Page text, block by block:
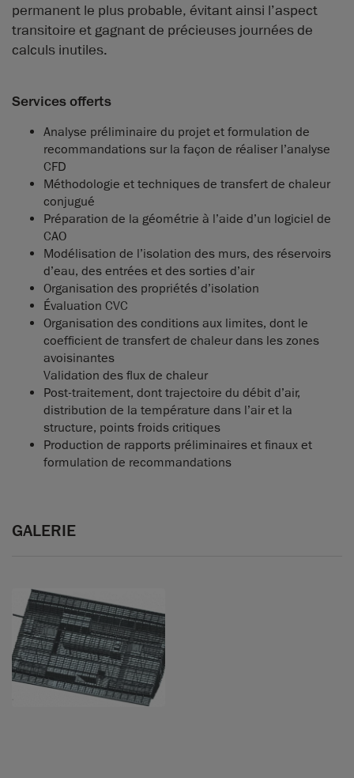
permanent le plus probable, évitant ainsi l’aspect
transitoire et gagnant de précieuses journées de
calculs inutiles.
Services offerts
Analyse préliminaire du projet et formulation de
recommandations sur la façon de réaliser l’analyse
CFD
Méthodologie et techniques de transfert de chaleur
conjugué
Préparation de la géométrie à l’aide d’un logiciel de
CAO
Modélisation de l’isolation des murs, des réservoirs
d’eau, des entrées et des sorties d’air
Organisation des propriétés d’isolation
Évaluation CVC
Organisation des conditions aux limites, dont le
coefficient de transfert de chaleur dans les zones
avoisinantes
Validation des flux de chaleur
Post-traitement, dont trajectoire du débit d’air,
distribution de la température dans l’air et la
structure, points froids critiques
Production de rapports préliminaires et finaux et
formulation de recommandations
GALERIE